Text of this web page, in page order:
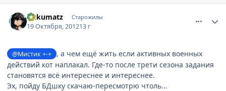
Gukumatz Старожилы
19 Октября, 201213 г
@Мистик +-+
, а чем ещё жить если активных военных
действий кот наплакал. Где-то после трети сезона задания
становятся всё интереснее и интереснее.
Эх, пойду БДшку скачаю-пересмотрю чтоль...